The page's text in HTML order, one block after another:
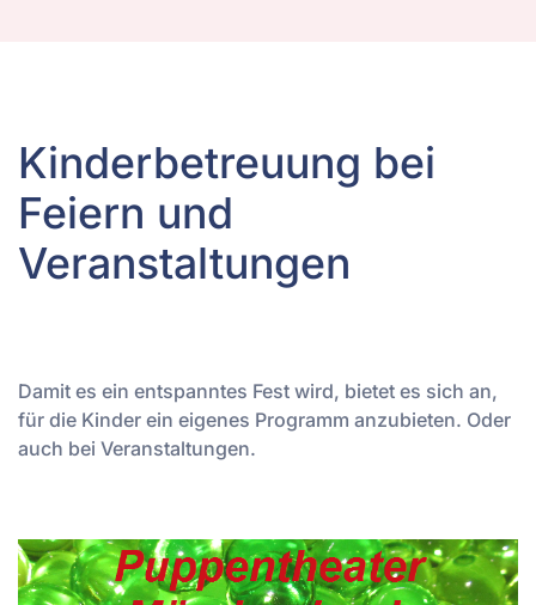
Kinderbetreuung bei
Feiern und
Veranstaltungen
Damit es ein entspanntes Fest wird, bietet es sich an,
für die Kinder ein eigenes Programm anzubieten. Oder
auch bei Veranstaltungen.